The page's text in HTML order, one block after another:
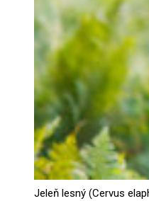
Jeleň lesný (Cervus